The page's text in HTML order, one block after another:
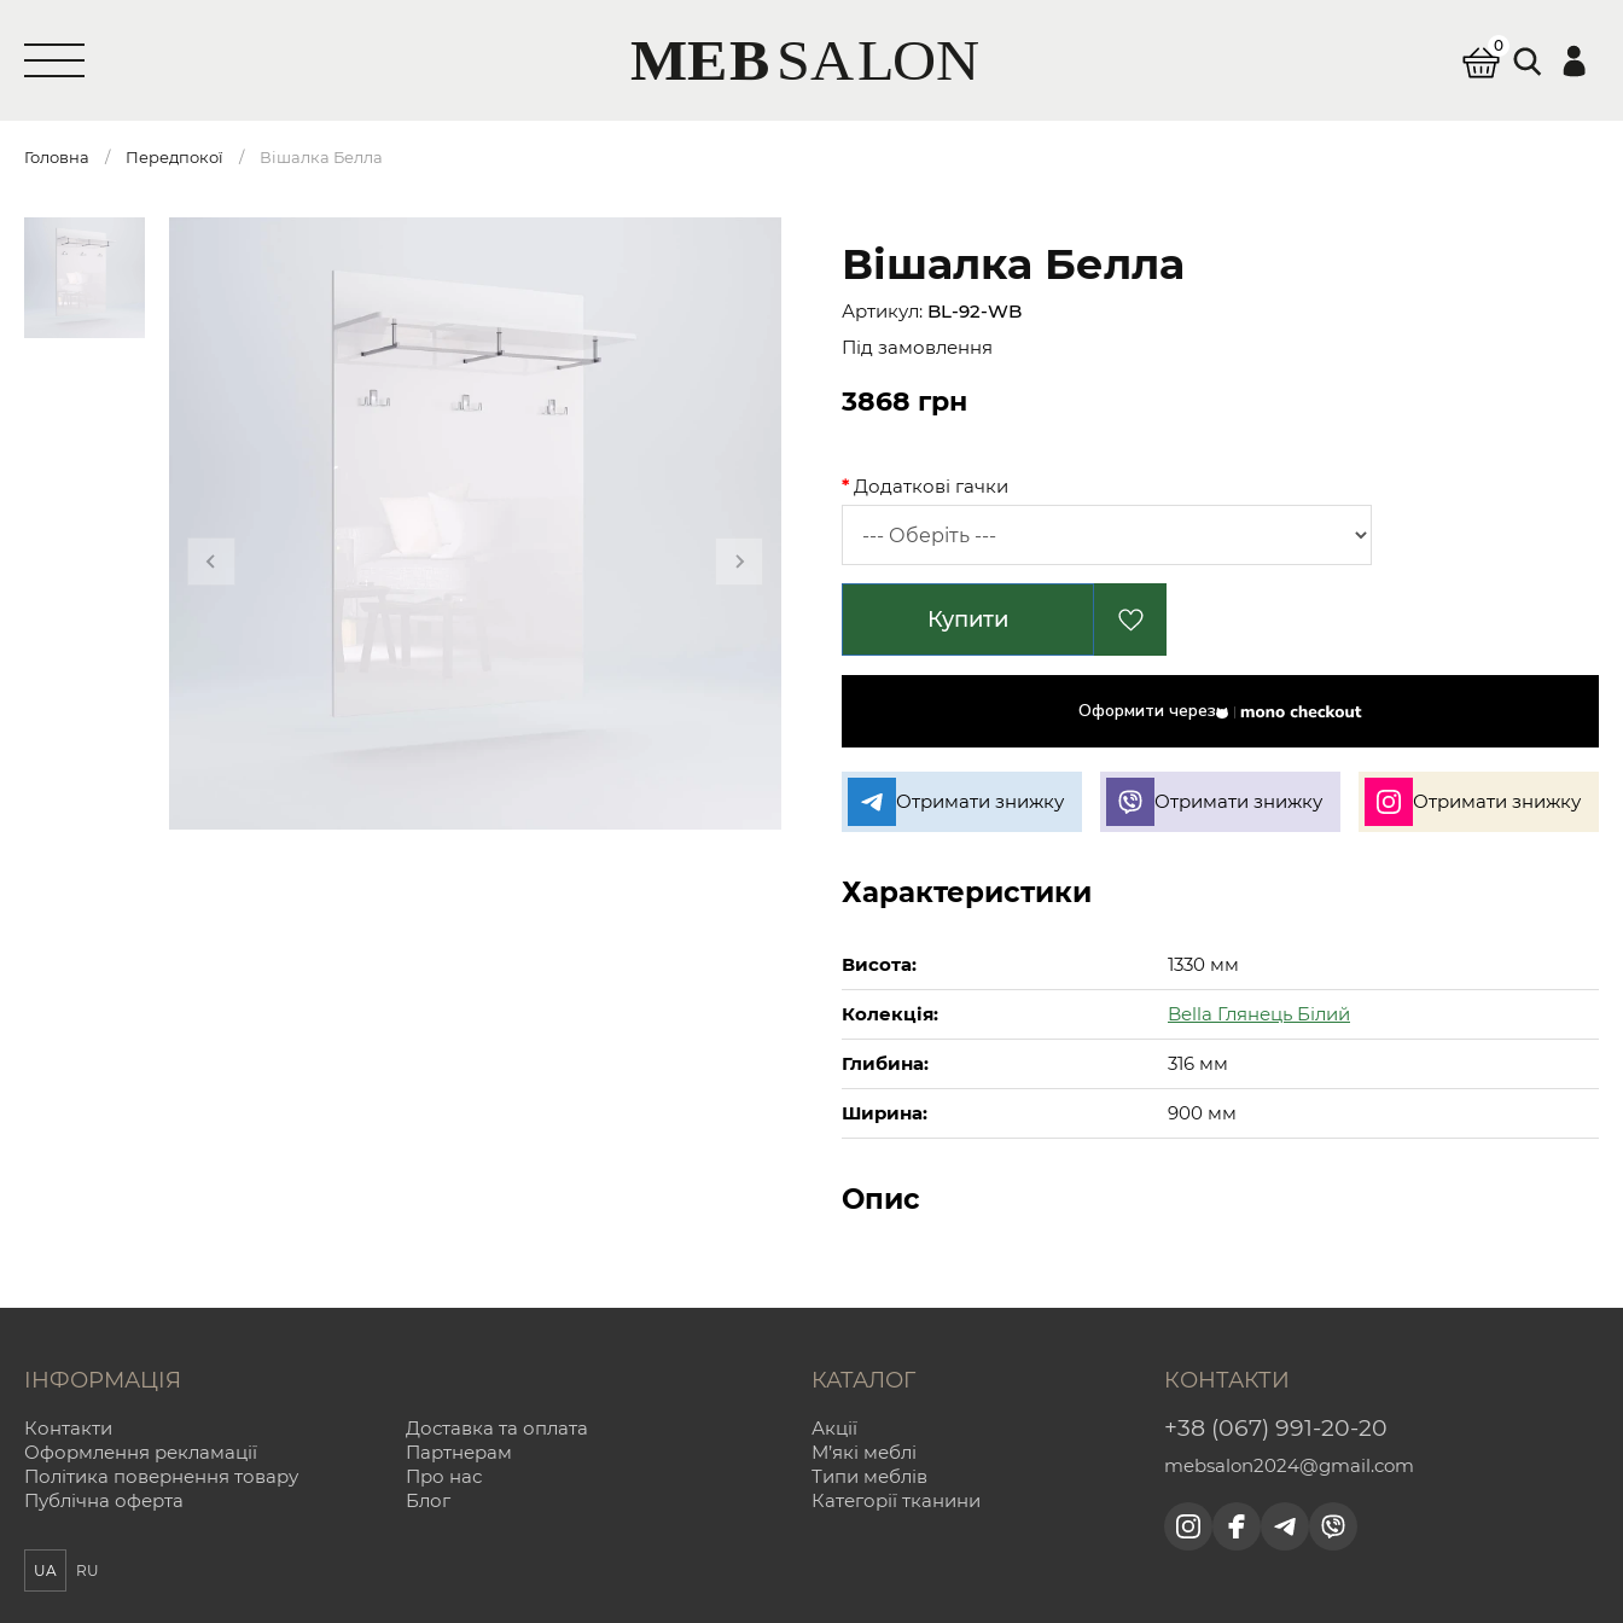
0
Головна Передпокої Вішалка Белла
Вішалка Белла
Артикул: BL-92-WB
Під замовлення
3868 грн
Додаткові гачки
Купити
Оформити через
Отримати знижку Отримати знижку Отримати знижку
Характеристики
Висота: 1330 мм
Колекція: Bella Глянець Білий
Глибина: 316 мм
Ширина: 900 мм
Опис
ІНФОРМАЦІЯ
Контакти
Доставка та оплата
Оформлення рекламації
Партнерам
Політика повернення товару
Про нас
Публічна оферта
Блог
UA RU
КАТАЛОГ
Акції
М’які меблі
Типи меблів
Категорії тканини
КОНТАКТИ
+38 (067) 991-20-20
mebsalon2024@gmail.com